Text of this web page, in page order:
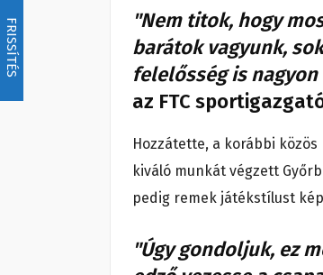
FRISSÍTÉS
"Nem titok, hogy
barátok vagyunk,
felelősség is
az FTC
Hozzátette, a korábbi
kiváló munkát végzett
pedig remek játékstílust
"Úgy gondoljuk, ez